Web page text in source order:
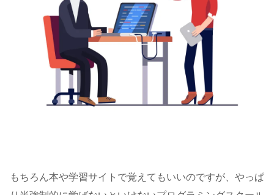
もちろん本や学習サイトで覚えてもいいのですが、やっぱ